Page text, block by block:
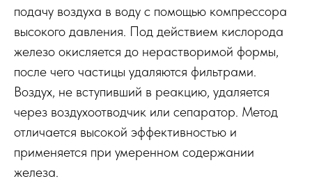
подачу воздуха в воду с помощью компрессора
высокого давления. Под действием кислорода
железо окисляется до нерастворимой формы,
после чего частицы удаляются фильтрами.
Воздух, не вступивший в реакцию, удаляется
через воздухоотводчик или сепаратор. Метод
отличается высокой эффективностью и
применяется при умеренном содержании
железа.